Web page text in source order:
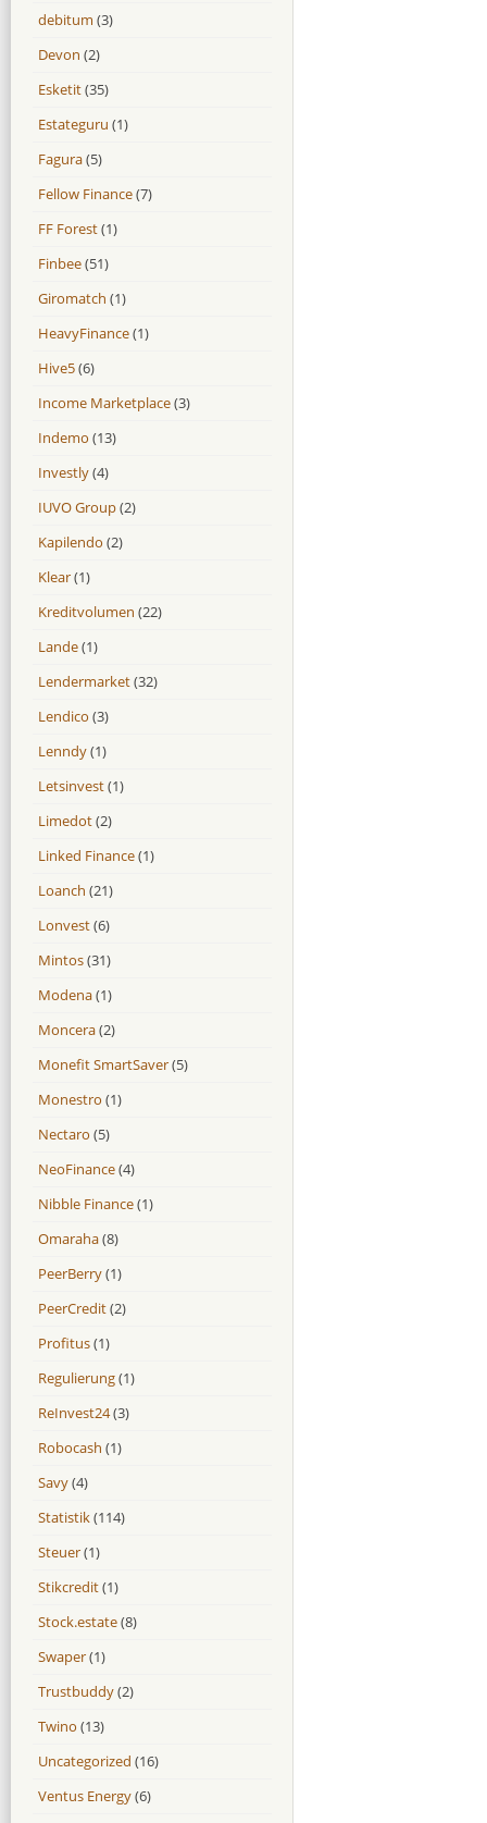
debitum (3)
Devon (2)
Esketit(35)
Estateguru (1)
Fagura(5)
Fellow Finance(7)
FF Forest(1)
Finbee(51)
Giromatch (1)
HeavyFinance(1)
Hive5(6)
Income Marketplace(3)
Indemo (13)
Investly(4)
IUVO Group(2)
Kapilendo (2)
Klear(1)
Kreditvolumen (22)
Lande(1)
Lendermarket(32)
Lendico (3)
Lenndy(1)
Letsinvest(1)
Limedot(2)
Linked Finance(1)
Loanch (21)
Lonvest(6)
Mintos(31)
Modena(1)
Moncera(2)
Monefit SmartSaver(5)
Monestro (1)
Nectaro (5)
NeoFinance(4)
Nibble Finance(1)
Omaraha(8)
PeerBerry(1)
PeerCredit(2)
Profitus(1)
Regulierung(1)
ReInvest24(3)
Robocash (1)
Savy(4)
Statistik(114)
Steuer(1)
Stikcredit(1)
Stock.estate(8)
Swaper(1)
Trustbuddy(2)
Twino (13)
Uncategorized (16)
Ventus Energy(6)